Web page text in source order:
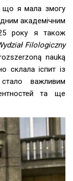
що я мала змогу
академічним
року я також
Filologiczny
nauką
склала іспит із
важливим
та ще